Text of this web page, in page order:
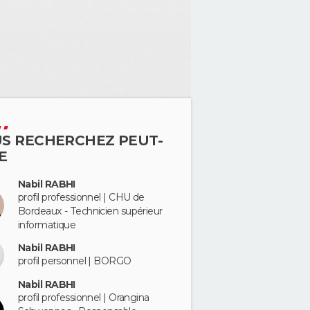
RECHERCHEZ PEUT-
Nabil RABHI
profil professionnel | CHU de
Bordeaux - Technicien supérieur
informatique
Nabil RABHI
profil personnel | BORGO
Nabil RABHI
profil professionnel | Orangina